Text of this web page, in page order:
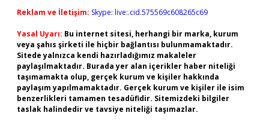
Reklam ve İletişim: Skype: live:.cid.575569c608265c69
Yasal Uyarı: Bu internet sitesi, herhangi bir marka, kurum
veya şahıs şirketi ile hiçbir bağlantısı bulunmamaktadır.
Sitede yalnızca kendi hazırladığımız makaleler
paylaşılmaktadır. Burada yer alan içerikler haber niteliği
taşımamakta olup, gerçek kurum ve kişiler hakkında
paylaşım yapılmamaktadır. Gerçek kurum ve kişiler ile isim
benzerlikleri tamamen tesadüfidir. Sitemizdeki bilgiler
taslak halindedir ve tavsiye niteliği taşımazlar.